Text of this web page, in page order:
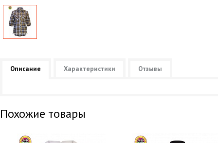
Описание Характеристики Отзывы
Похожие товары